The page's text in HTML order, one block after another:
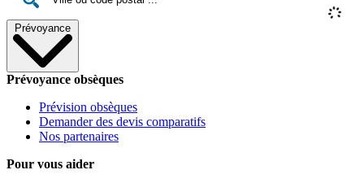
Prévoyance
Prévoyance obsèques
Prévision obsèques
Demander des devis comparatifs
Nos partenaires
Pour vous aider